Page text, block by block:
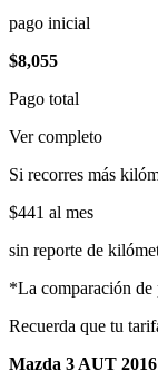
pago inicial
$8,055
Pago total
Ver completo
Si recorres más
$441 al mes
sin reporte de
*La comparación de
Recuerda que tu
Mazda 3 AUT 2016